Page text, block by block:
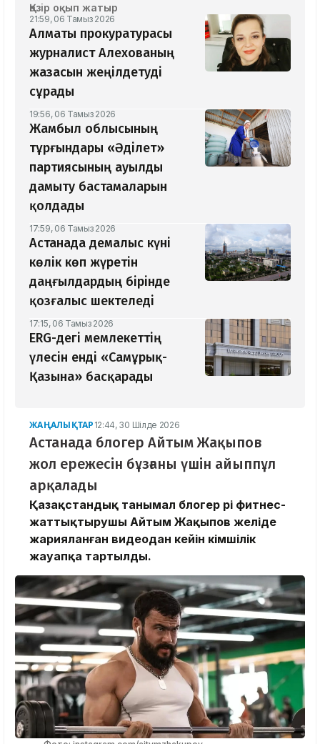
Қазір оқып жатыр
21:59, 06 Тамыз 2026
Алматы прокуратурасы
журналист Алехованың
жазасын жеңілдетуді
сұрады
19:56, 06 Тамыз 2026
Жамбыл облысының
тұрғындары «Әділет»
партиясының ауылды
дамыту бастамаларын
қолдады
17:59, 06 Тамыз 2026
Астанада демалыс күні
көлік көп жүретін
даңғылдардың бірінде
қозғалыс шектеледі
17:15, 06 Тамыз 2026
ERG-дегі мемлекеттің
үлесін енді «Самұрық-
Қазына» басқарады
ЖАҢАЛЫҚТАР 12:44, 30 Шілде 2026
Астанада блогер Айтым Жақыпов
жол ережесін бұзғаны үшін айыппұл
арқалады
Қазақстандық танымал блогер әрі фитнес-
жаттықтырушы Айтым Жақыпов желіде
жарияланған видеодан кейін әкімшілік
жауапқа тартылды.